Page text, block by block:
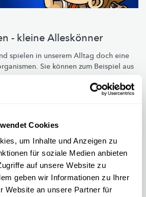
Cookies
um Inhalte und Anzeigen zu
für soziale Medien anbieten
auf unsere Website zu
geben wir Informationen zu Ihrer
Website an unsere Partner für
- kleine Alleskönner
spielen in unserem Alltag doch eine
Sie können zum Beispiel aus